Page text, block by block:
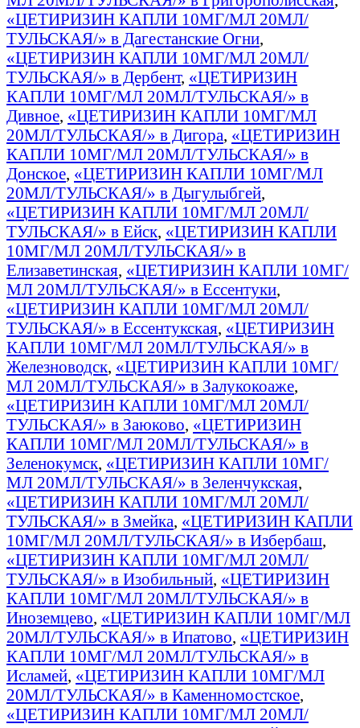
«ЦЕТИРИЗИН КАПЛИ 10МГ/МЛ 20МЛ/
ТУЛЬСКАЯ/» в Дагестанские Огни,
«ЦЕТИРИЗИН КАПЛИ 10МГ/МЛ 20МЛ/
ТУЛЬСКАЯ/» в Дербент, «ЦЕТИРИЗИН
КАПЛИ 10МГ/МЛ 20МЛ/ТУЛЬСКАЯ/» в
Дивное, «ЦЕТИРИЗИН КАПЛИ 10МГ/МЛ
20МЛ/ТУЛЬСКАЯ/» в Дигора, «ЦЕТИРИЗИН
КАПЛИ 10МГ/МЛ 20МЛ/ТУЛЬСКАЯ/» в
Донское, «ЦЕТИРИЗИН КАПЛИ 10МГ/МЛ
20МЛ/ТУЛЬСКАЯ/» в Дыгулыбгей,
«ЦЕТИРИЗИН КАПЛИ 10МГ/МЛ 20МЛ/
ТУЛЬСКАЯ/» в Ейск, «ЦЕТИРИЗИН КАПЛИ
10МГ/МЛ 20МЛ/ТУЛЬСКАЯ/» в
Елизаветинская, «ЦЕТИРИЗИН КАПЛИ 10МГ/
МЛ 20МЛ/ТУЛЬСКАЯ/» в Ессентуки,
«ЦЕТИРИЗИН КАПЛИ 10МГ/МЛ 20МЛ/
ТУЛЬСКАЯ/» в Ессентукская, «ЦЕТИРИЗИН
КАПЛИ 10МГ/МЛ 20МЛ/ТУЛЬСКАЯ/» в
Железноводск, «ЦЕТИРИЗИН КАПЛИ 10МГ/
МЛ 20МЛ/ТУЛЬСКАЯ/» в Залукокоаже,
«ЦЕТИРИЗИН КАПЛИ 10МГ/МЛ 20МЛ/
ТУЛЬСКАЯ/» в Заюково, «ЦЕТИРИЗИН
КАПЛИ 10МГ/МЛ 20МЛ/ТУЛЬСКАЯ/» в
Зеленокумск, «ЦЕТИРИЗИН КАПЛИ 10МГ/
МЛ 20МЛ/ТУЛЬСКАЯ/» в Зеленчукская,
«ЦЕТИРИЗИН КАПЛИ 10МГ/МЛ 20МЛ/
ТУЛЬСКАЯ/» в Змейка, «ЦЕТИРИЗИН КАПЛИ
10МГ/МЛ 20МЛ/ТУЛЬСКАЯ/» в Избербаш,
«ЦЕТИРИЗИН КАПЛИ 10МГ/МЛ 20МЛ/
ТУЛЬСКАЯ/» в Изобильный, «ЦЕТИРИЗИН
КАПЛИ 10МГ/МЛ 20МЛ/ТУЛЬСКАЯ/» в
Иноземцево, «ЦЕТИРИЗИН КАПЛИ 10МГ/МЛ
20МЛ/ТУЛЬСКАЯ/» в Ипатово, «ЦЕТИРИЗИН
КАПЛИ 10МГ/МЛ 20МЛ/ТУЛЬСКАЯ/» в
Исламей, «ЦЕТИРИЗИН КАПЛИ 10МГ/МЛ
20МЛ/ТУЛЬСКАЯ/» в Каменномостское,
«ЦЕТИРИЗИН КАПЛИ 10МГ/МЛ 20МЛ/